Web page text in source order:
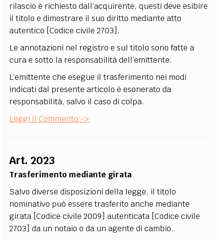
rilascio è richiesto dall’acquirente, questi deve esibire
il titolo e dimostrare il suo diritto mediante atto
autentico [Codice civile 2703].
Le annotazioni nel registro e sul titolo sono fatte a
cura e sotto la responsabilità dell’emittente.
L’emittente che esegue il trasferimento nei modi
indicati dal presente articolo è esonerato da
responsabilità, salvo il caso di colpa.
Leggi Il Commento ->
Art. 2023
Trasferimento mediante girata
Salvo diverse disposizioni della legge, il titolo
nominativo può essere trasferito anche mediante
girata [Codice civile 2009] autenticata [Codice civile
2703] da un notaio o da un agente di cambio.